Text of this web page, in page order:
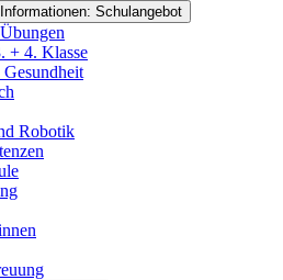
Schulangebot
+ 4. Klasse
Robotik